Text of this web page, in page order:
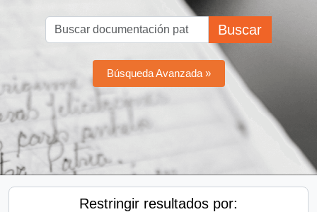
Buscar
Búsqueda Avanzada »
Restringir resultados por: